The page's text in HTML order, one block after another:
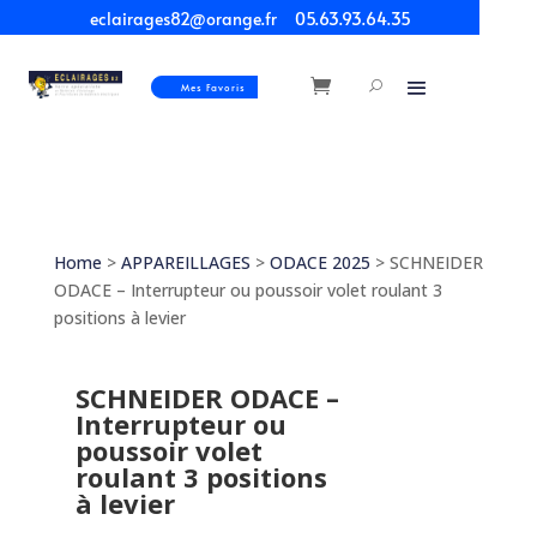
eclairages82@orange.fr 05.63.93.64.35
Mes Favoris
Home > APPAREILLAGES > ODACE 2025 > SCHNEIDER
ODACE – Interrupteur ou poussoir volet roulant 3
positions à levier
SCHNEIDER ODACE –
Interrupteur ou
poussoir volet
roulant 3 positions
à levier